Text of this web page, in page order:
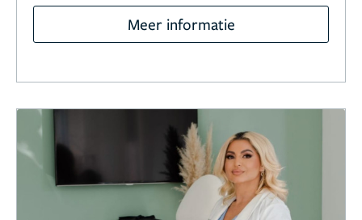
Meer informatie